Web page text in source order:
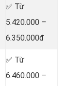
✅ Từ
5.420.000 –
6.350.000đ
✅ Từ
6.460.000 –